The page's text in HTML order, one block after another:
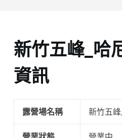
新竹五峰_哈
資訊
露營場名稱 新竹五